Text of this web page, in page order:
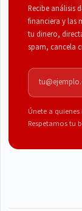
Recibe análisis
financiera y las
tu dinero,
spam, cancela
Correo
Únete a
Respetamos tu